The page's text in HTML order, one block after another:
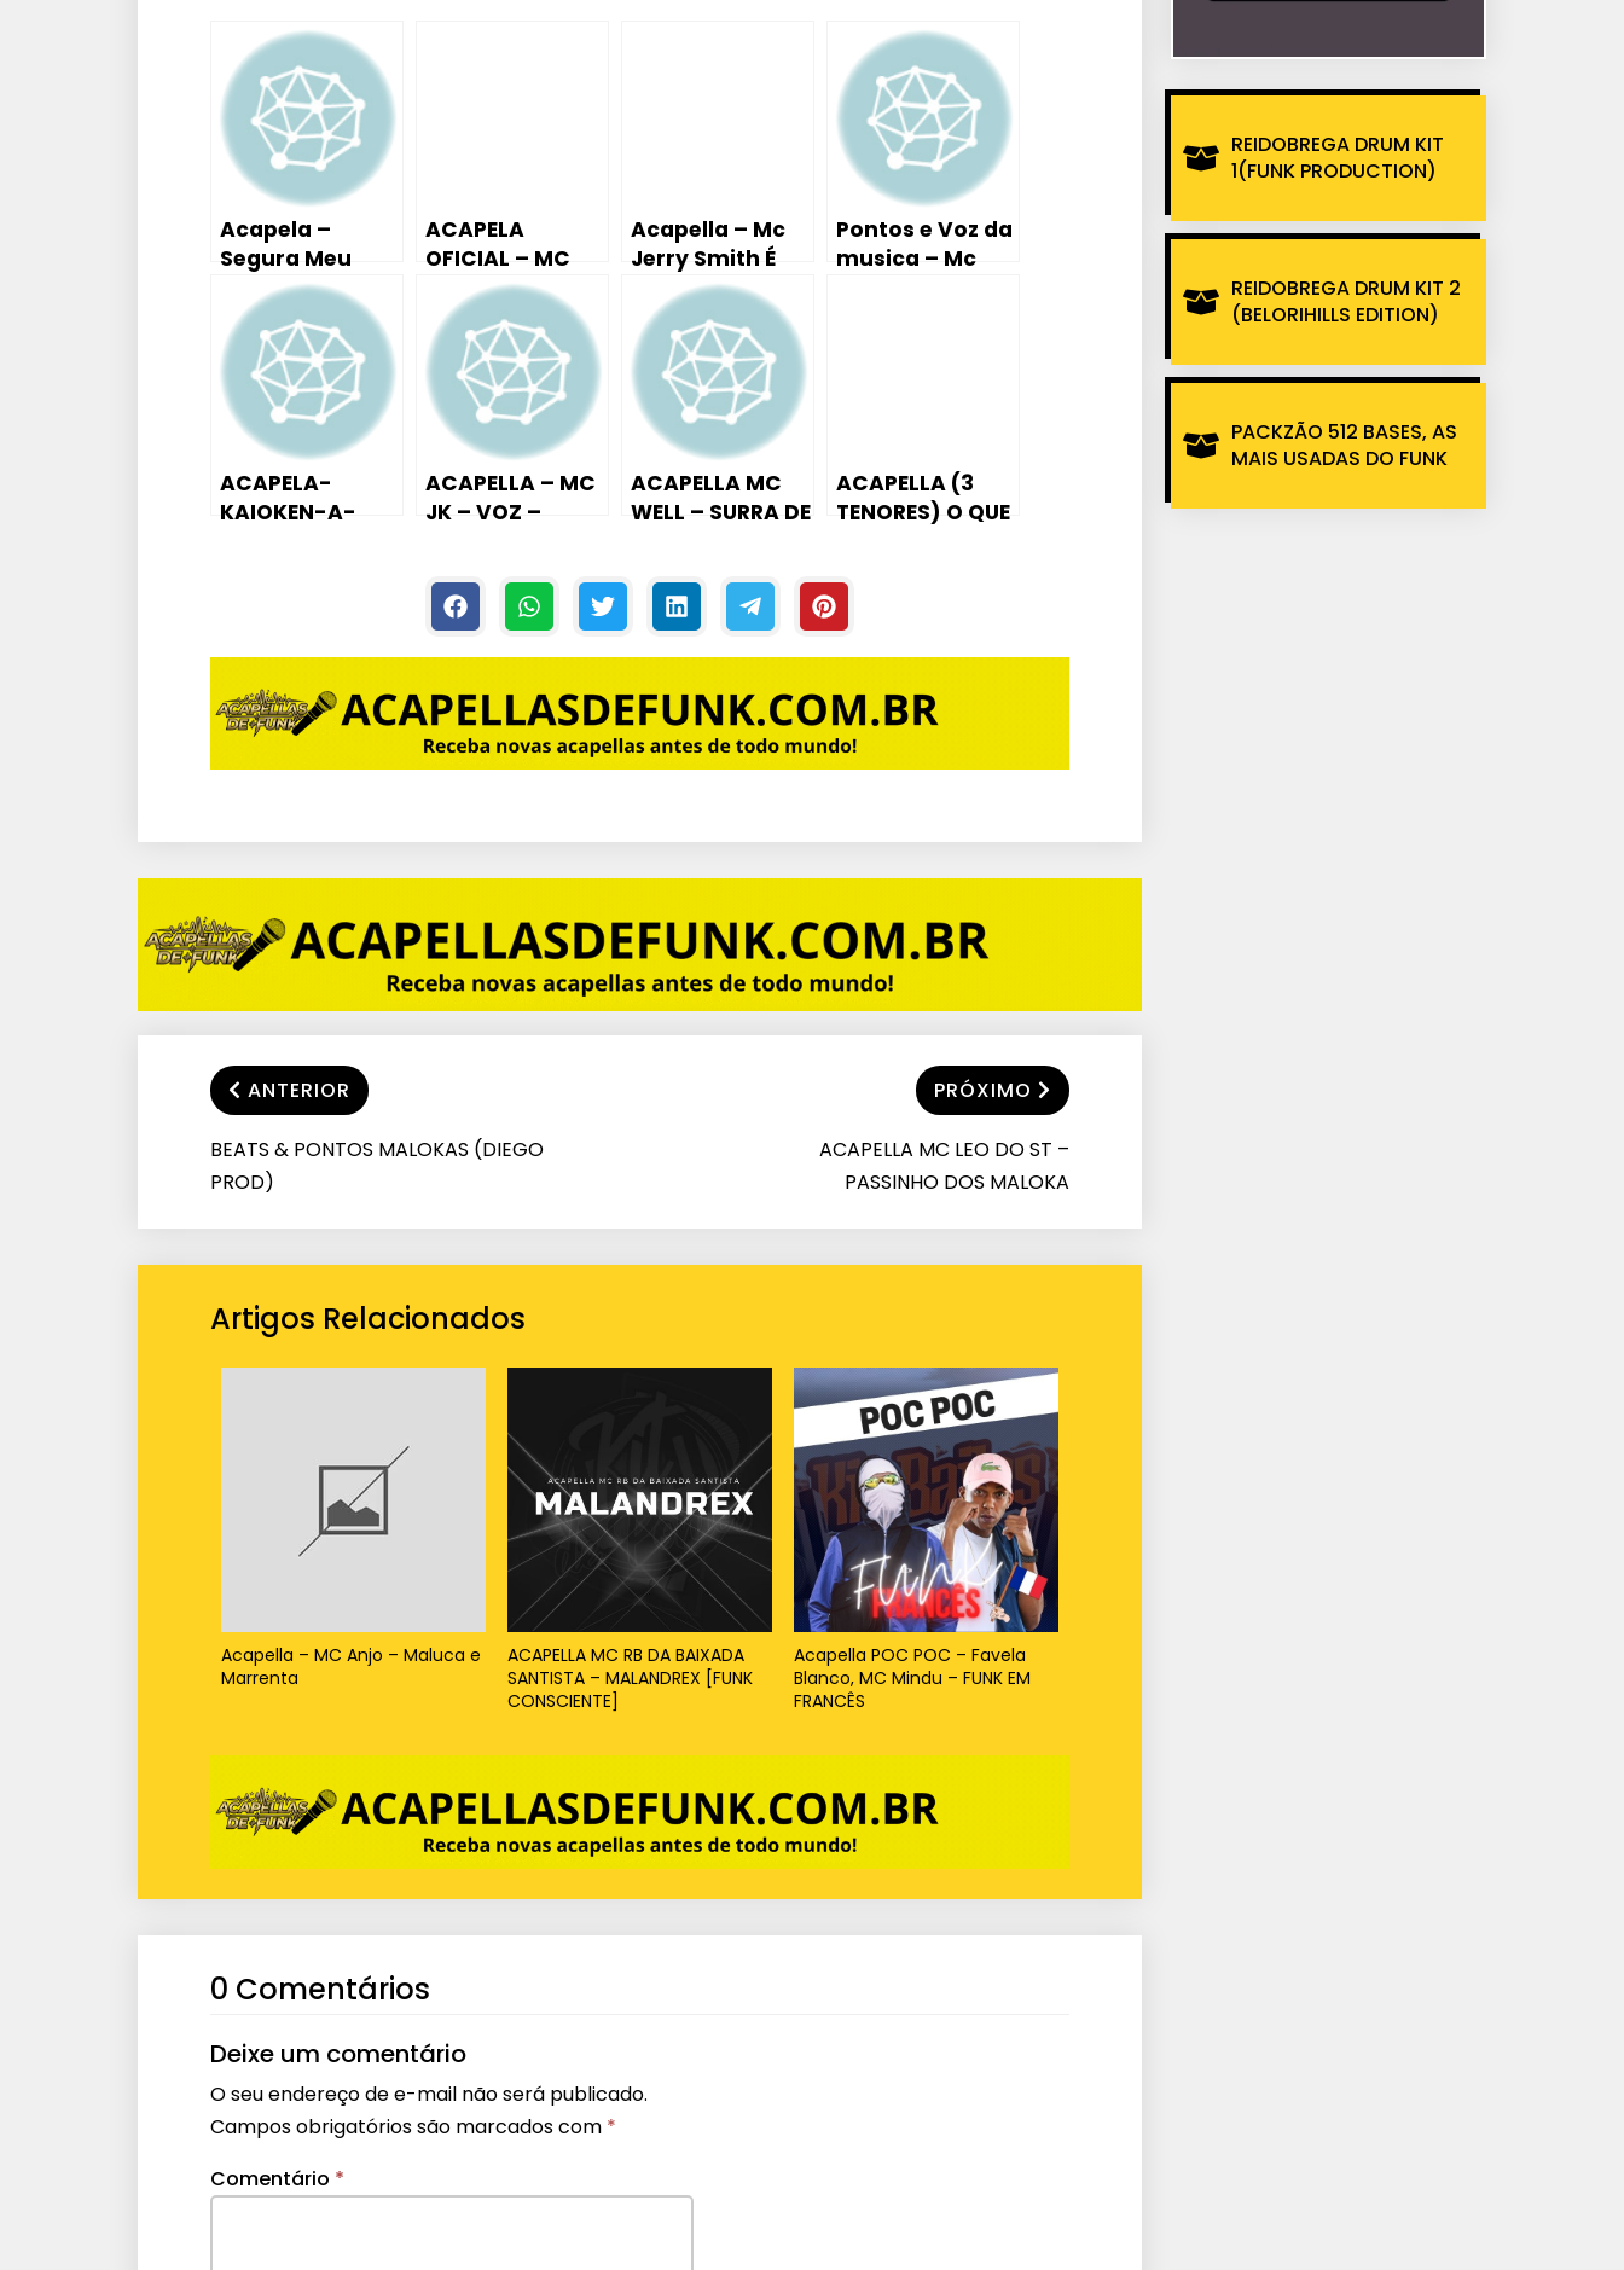
Acapela –
Segura Meu
Garoto e Vai
Chupando Mc
Pepeco
(Exclusiva)
ACAPELA
OFICIAL – MC
MÃOZINHA –
VO-TI-TACA-
O-PIRU
Acapella – Mc
Jerry Smith É
Madeira
Pontos e Voz da
musica – Mc
ACAPELA-
KAIOKEN-A-
ACAPELLA – MC
JK – VOZ –
ACAPELLA MC
WELL – SURRA DE
ACAPELLA (3
TENORES) O QUE
ANTERIOR
BEATS & PONTOS MALOKAS (DIEGO
PROD)
PRÓXIMO
ACAPELLA MC LEO DO ST –
PASSINHO DOS MALOKA
Artigos Relacionados
Acapella – MC Anjo – Maluca e
Marrenta
ACAPELLA MC RB DA BAIXADA
SANTISTA – MALANDREX [FUNK
CONSCIENTE]
Acapella POC POC – Favela
Blanco, MC Mindu – FUNK EM
FRANCÊS
0 Comentários
Deixe um comentário
O seu endereço de e-mail não será publicado.
Campos obrigatórios são marcados com *
Comentário *
REIDOBREGA DRUM KIT
1(FUNK PRODUCTION)
REIDOBREGA DRUM KIT 2
(BELORIHILLS EDITION)
PACKZÃO 512 BASES, AS
MAIS USADAS DO FUNK